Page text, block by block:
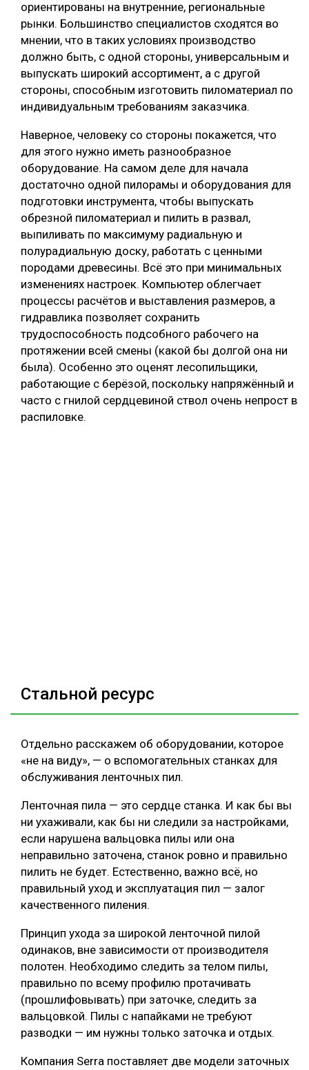
СУШКА ДРЕВЕСИНЫ
МЕБЕЛЬНОЕ ПРОИЗВОДСТВО
ориентированы на внутренние, региональные
рынки. Большинство специалистов сходятся во
мнении, что в таких условиях производство
должно быть, с одной стороны, универсальным и
выпускать широкий ассортимент, а с другой
стороны, способным изготовить пиломатериал по
индивидуальным требованиям заказчика.
Наверное, человеку со стороны покажется, что
для этого нужно иметь разнообразное
оборудование. На самом деле для начала
достаточно одной пилорамы и оборудования для
подготовки инструмента, чтобы выпускать
обрезной пиломатериал и пилить в развал,
выпиливать по максимуму радиальную и
полурадиальную доску, работать с ценными
породами древесины. Всё это при минимальных
изменениях настроек. Компьютер облегчает
процессы расчётов и выставления размеров, а
гидравлика позволяет сохранить
трудоспособность подсобного рабочего на
протяжении всей смены (какой бы долгой она ни
была). Особенно это оценят лесопильщики,
работающие с берёзой, поскольку напряжённый и
часто с гнилой сердцевиной ствол очень непрост в
распиловке.
Стальной ресурс
Отдельно расскажем об оборудовании, которое
«не на виду», — о вспомогательных станках для
обслуживания ленточных пил.
Ленточная пила — это сердце станка. И как бы вы
ни ухаживали, как бы ни следили за настройками,
если нарушена вальцовка пилы или она
неправильно заточена, станок ровно и правильно
пилить не будет. Естественно, важно всё, но
правильный уход и эксплуатация пил — залог
качественного пиления.
Принцип ухода за широкой ленточной пилой
одинаков, вне зависимости от производителя
полотен. Необходимо следить за телом пилы,
правильно по всему профилю протачивать
(прошлифовывать) при заточке, следить за
вальцовкой. Пилы с напайками не требуют
разводки — им нужны только заточка и отдых.
Компания Serra поставляет две модели заточных